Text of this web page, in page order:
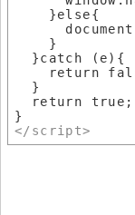
    }else{
    }
  }catch (e){
return
  }
  return true;
</script>